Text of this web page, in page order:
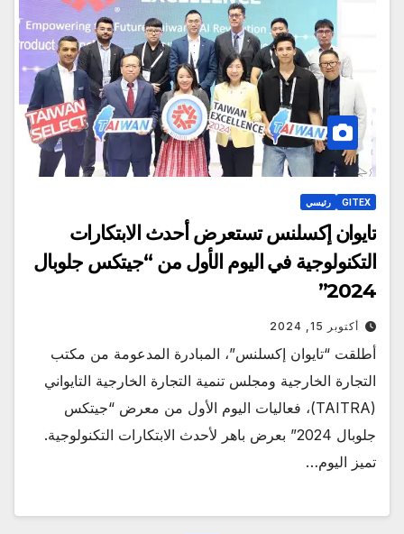
GITEX رئيسي
تايوان إكسلنس تستعرض أحدث الابتكارات
التكنولوجية في اليوم الأول من “جيتكس جلوبال
2024”
أكتوبر 15, 2024
أطلقت “تايوان إكسلنس”، المبادرة المدعومة من مكتب
التجارة الخارجية ومجلس تنمية التجارة الخارجية التايواني
(TAITRA)، فعاليات اليوم الأول من معرض “جيتكس
جلوبال 2024” بعرض باهر لأحدث الابتكارات التكنولوجية.
تميز اليوم…